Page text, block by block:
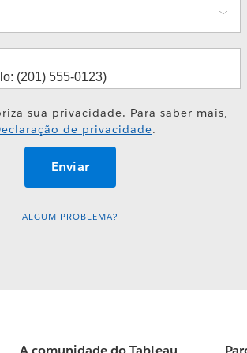
sua privacidade. Para saber mais,
de privacidade.
ALGUM PROBLEMA?